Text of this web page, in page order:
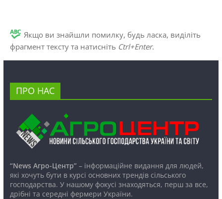
Якщо ви знайшли помилку, будь ласка, виділіть
фрагмент тексту та натисніть Ctrl+Enter.
ПРО НАС
“News Агро-Центр”– інформаційне видання для людей,
які хочуть бути в курсі основних трендів сільського
господарства. У нашому фокусі знаходяться, перш за все,
дрібні та середні фермери України.